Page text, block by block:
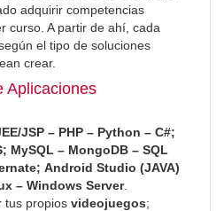
adquirir competencias
curso. A partir de ahí, cada
el tipo de soluciones
crear.
Aplicaciones
JSP – PHP – Python – C#;
MySQL – MongoDB – SQL
Android Studio (JAVA)
– Windows Server.
tus propios videojuegos;